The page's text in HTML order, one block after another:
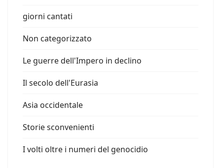
giorni cantati
Non categorizzato
Le guerre dell'Impero in declino
Il secolo dell'Eurasia
Asia occidentale
Storie sconvenienti
I volti oltre i numeri del genocidio